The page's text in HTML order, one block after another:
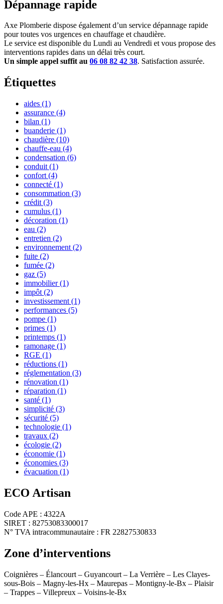
Dépannage rapide
Axe Plomberie dispose également d’un service dépannage rapide
pour toutes vos urgences en chauffage et chaudière.
Le service est disponible du Lundi au Vendredi et vous propose des
interventions rapides dans un délai très court.
Un simple appel suffit au 06 08 82 42 38. Satisfaction assurée.
Étiquettes
aides (1)
assurance (4)
bilan (1)
buanderie (1)
chaudière (10)
chauffe-eau (4)
condensation (6)
conduit (1)
confort (4)
connecté (1)
consommation (3)
crédit (3)
cumulus (1)
décoration (1)
eau (2)
entretien (2)
environnement (2)
fuite (2)
fumée (2)
gaz (5)
immobilier(1)
impôt (2)
investissement (1)
performances (5)
pompe (1)
primes (1)
printemps (1)
ramonage (1)
RGE (1)
réductions (1)
réglementation (3)
rénovation (1)
réparation (1)
santé (1)
simplicité (3)
sécurité (5)
technologie (1)
travaux (2)
écologie (2)
économie (1)
économies (3)
évacuation (1)
ECO Artisan
Code APE : 4322A
SIRET : 82753083300017
N° TVA intracommunautaire : FR 22827530833
Zone d’interventions
Coignières – Élancourt – Guyancourt – La Verrière – Les Clayes-
sous-Bois – Magny-les-Hx – Maurepas – Montigny-le-Bx – Plaisir
– Trappes – Villepreux – Voisins-le-Bx